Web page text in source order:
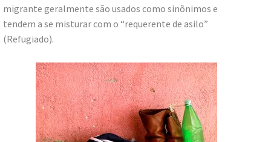
migrante geralmente são usados como sinônimos e
tendem a se misturar com o “requerente de asilo”
(Refugiado).